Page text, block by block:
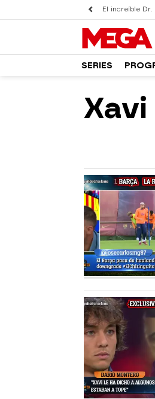
El increíble Dr.
SERIES
Xavi